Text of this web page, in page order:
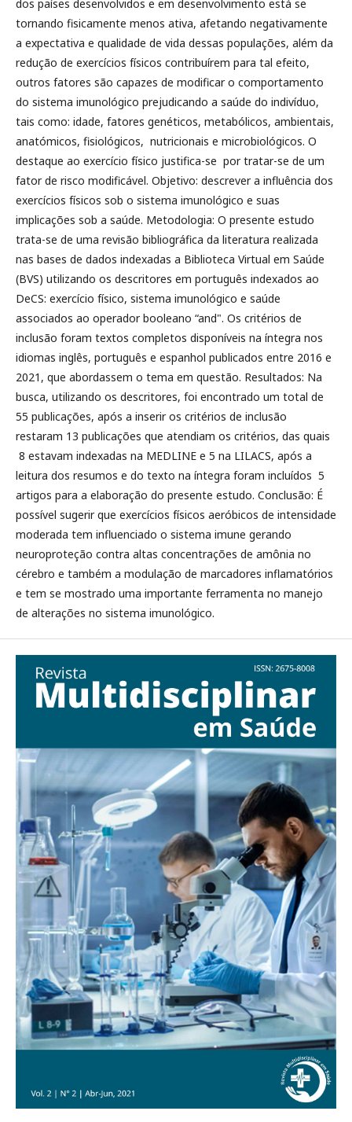
dos países desenvolvidos e em desenvolvimento está se
tornando fisicamente menos ativa, afetando negativamente
a expectativa e qualidade de vida dessas populações, além da
redução de exercícios físicos contribuírem para tal efeito,
outros fatores são capazes de modificar o comportamento
do sistema imunológico prejudicando a saúde do indivíduo,
tais como: idade, fatores genéticos, metabólicos, ambientais,
anatómicos, fisiológicos, nutricionais e microbiológicos. O
destaque ao exercício físico justifica-se por tratar-se de um
fator de risco modificável. Objetivo: descrever a influência dos
exercícios físicos sob o sistema imunológico e suas
implicações sob a saúde. Metodologia: O presente estudo
trata-se de uma revisão bibliográfica da literatura realizada
nas bases de dados indexadas a Biblioteca Virtual em Saúde
(BVS) utilizando os descritores em português indexados ao
DeCS: exercício físico, sistema imunológico e saúde
associados ao operador booleano “and". Os critérios de
inclusão foram textos completos disponíveis na íntegra nos
idiomas inglês, português e espanhol publicados entre 2016 e
2021, que abordassem o tema em questão. Resultados: Na
busca, utilizando os descritores, foi encontrado um total de
55 publicações, após a inserir os critérios de inclusão
restaram 13 publicações que atendiam os critérios, das quais
8 estavam indexadas na MEDLINE e 5 na LILACS, após a
leitura dos resumos e do texto na íntegra foram incluídos 5
artigos para a elaboração do presente estudo. Conclusão: É
possível sugerir que exercícios físicos aeróbicos de intensidade
moderada tem influenciado o sistema imune gerando
neuroproteção contra altas concentrações de amônia no
cérebro e também a modulação de marcadores inflamatórios
e tem se mostrado uma importante ferramenta no manejo
de alterações no sistema imunológico.